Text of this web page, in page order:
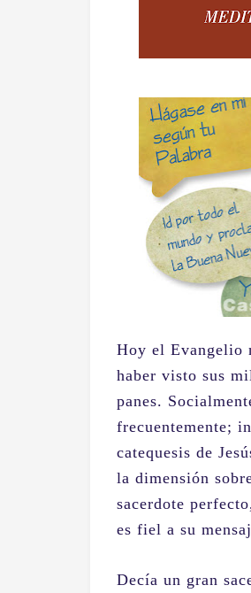
Hoy el Evangelio
haber visto sus
panes.
frecuentemente;
catequesis de
la dimensión
sacerdote
es fiel a su
Decía un gran